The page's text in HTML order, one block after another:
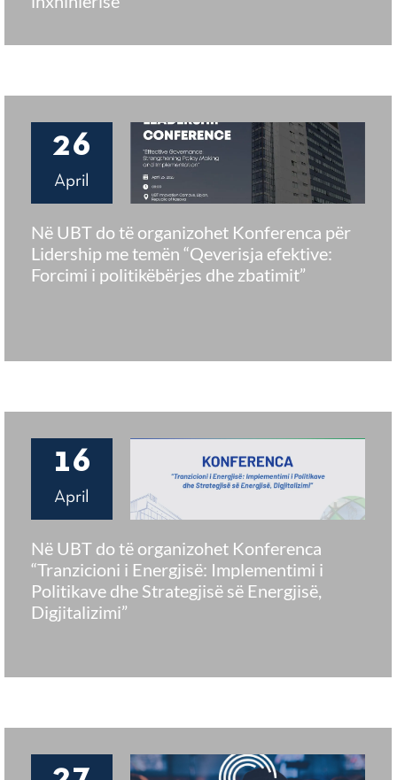
26
April
Në UBT do të organizohet Konferenca për
Lidership me temën “Qeverisja efektive:
Forcimi i politikëbërjes dhe zbatimit”
16
April
Në UBT do të organizohet Konferenca
“Tranzicioni i Energjisë: Implementimi i
Politikave dhe Strategjisë së Energjisë,
Digjitalizimi”